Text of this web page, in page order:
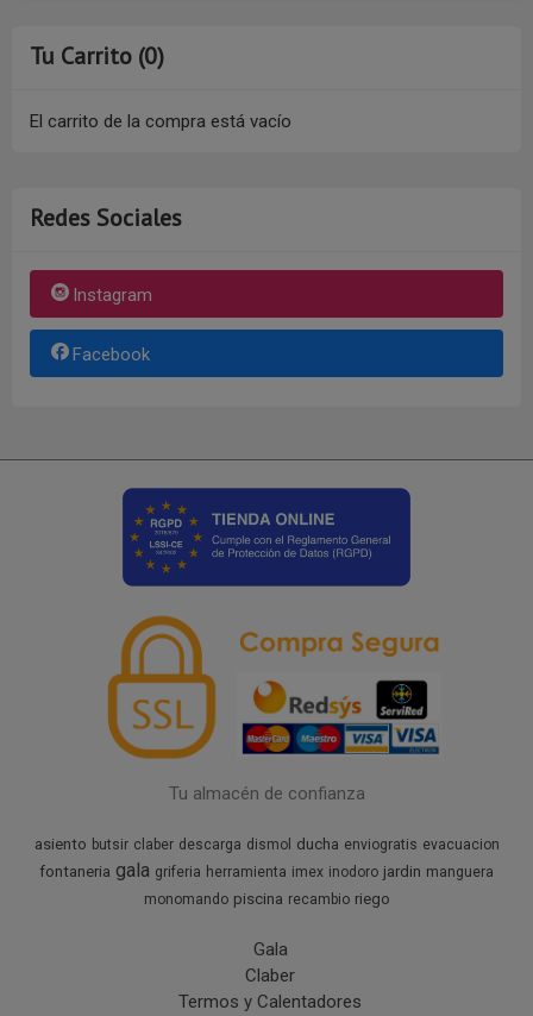
Tu Carrito (0)
El carrito de la compra está vacío
Redes Sociales
Instagram
Facebook
Tu almacén de confianza
asiento butsir claber descarga dismol ducha enviogratis evacuacion
fontaneria gala griferia herramienta imex inodoro jardin manguera
monomando piscina recambio riego
Gala
Claber
Termos y Calentadores